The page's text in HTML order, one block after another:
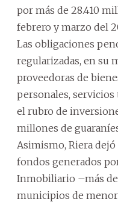
por más de 28.410
febrero y marzo del
Las obligaciones
regularizadas, en su
proveedoras de
personales,
el rubro de
millones de
Asimismo, Riera
fondos generados
Inmobiliario –más de
municipios de